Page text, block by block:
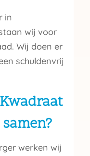
in
wij voor
Wij doen er
schuldenvrij
werken wij